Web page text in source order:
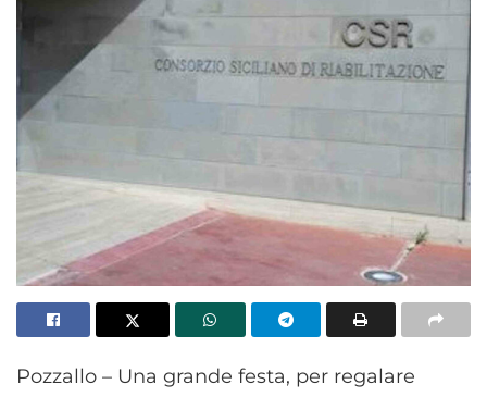
Pozzallo – Una grande festa, per regalare